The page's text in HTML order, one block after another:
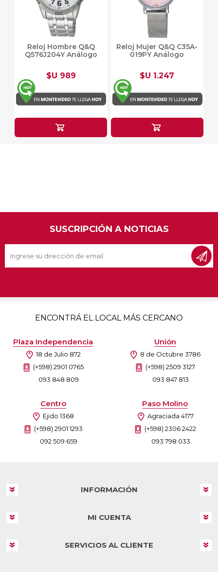
Reloj Hombre Q&Q
Q576J204Y Análogo
$U 989
Reloj Mujer Q&Q C35A-
019PY Análogo
$U 1.247
SUSCRIPCIÓN A NOTICIAS
ENCONTRÁ EL LOCAL MÁS CERCANO
Plaza Independencia
18 de Julio 872
(+598) 2901 0765
093 848 809
Unión
8 de Octubre 3786
(+598) 2509 3127
093 847 813
Centro
Ejido 1368
(+598) 2901 1293
092 509 659
Paso Molino
Agraciada 4177
(+598) 2306 2422
093 798 033
INFORMACIÓN
MI CUENTA
SERVICIOS AL CLIENTE